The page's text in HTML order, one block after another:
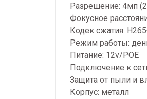
Разрешение: 4мп
Фокусное
Кодек сжатия:
Режим работы:
Питание: 12v/РОЕ
Подключение к
Защита от пыли и
Корпус: металл